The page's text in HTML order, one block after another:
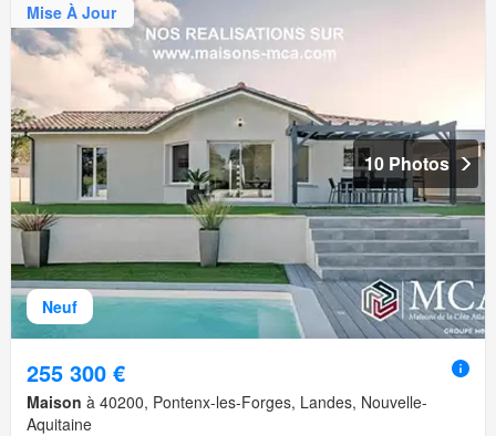
Neuf
Mise À Jour
10 Photos
255 300 €
Maison à 40200, Pontenx-les-Forges, Landes, Nouvelle-
Aquitaine